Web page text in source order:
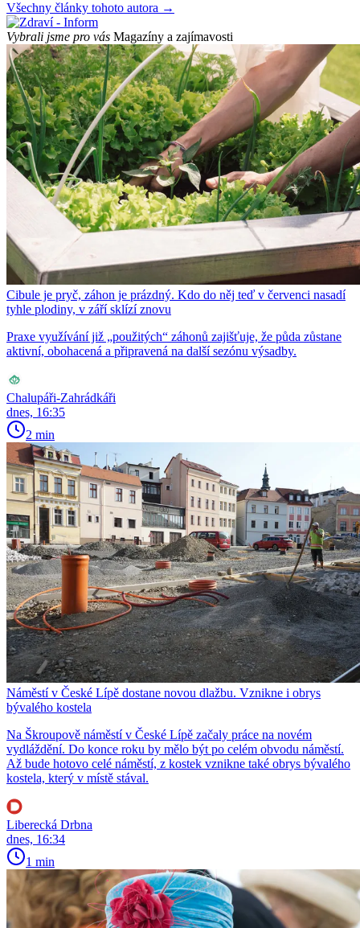
Všechny články tohoto autora →
Vybrali jsme pro vás Magazíny a zajímavosti
Cibule je pryč, záhon je prázdný. Kdo do něj teď v červenci nasadí
tyhle plodiny, v září sklízí znovu
Praxe využívání již „použitých“ záhonů zajišťuje, že půda zůstane
aktivní, obohacená a připravená na další sezónu výsadby.
Chalupáři-Zahrádkáři
dnes, 16:35
2 min
Náměstí v České Lípě dostane novou dlažbu. Vznikne i obrys
bývalého kostela
Na Škroupově náměstí v České Lípě začaly práce na novém
vydláždění. Do konce roku by mělo být po celém obvodu náměstí.
Až bude hotovo celé náměstí, z kostek vznikne také obrys bývalého
kostela, který v místě stával.
Liberecká Drbna
dnes, 16:34
1 min